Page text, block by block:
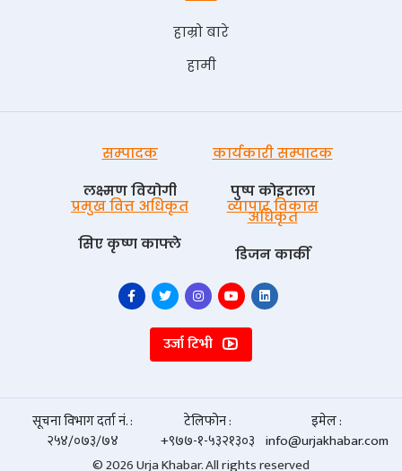
हाम्रो बारे
हामी
सम्पादक
लक्ष्मण वियोगी
कार्यकारी सम्पादक
पुष्प काेइराला
प्रमुख वित्त अधिकृत
सिए कृष्ण काफ्ले
व्यापार विकास
अधिकृत
डिजन कार्की
उर्जा टिभी
सूचना विभाग दर्ता नं. :
२५४/०७३/७४
टेलिफोन :
+९७७-१-५३२१३०३
इमेल :
info@urjakhabar.com
© 2026 Urja Khabar. All rights reserved